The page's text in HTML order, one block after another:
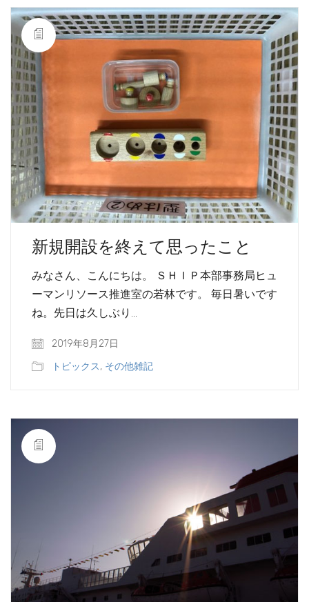
新規開設を終えて思ったこと
みなさん、こんにちは。 ＳＨＩＰ本部事務局ヒュ
ーマンリソース推進室の若林です。 毎日暑いです
ね。先日は久しぶり…
2019年8月27日
トピックス, その他雑記